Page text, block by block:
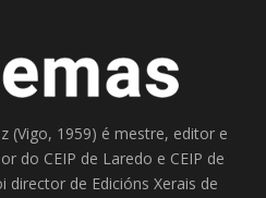
(Vigo, 1959) é mestre, editor e
do CEIP de Laredo e CEIP de
director de Edicións Xerais de